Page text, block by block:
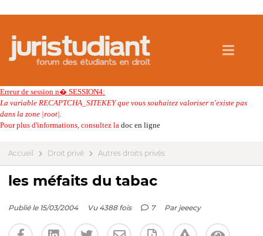
Erreur de session n� SESSION4:
La variable RECAPTCHA_SITEKEY que vous souhaitez valoriser n'existe pas
dans la zone |root|.
Pour plus d'informations, consultez la doc en ligne
Accueil Droit privé Autres droits privés
les méfaits du tabac
Publié le 15/03/2004 Vu 4388 fois 7 Par jeeecy